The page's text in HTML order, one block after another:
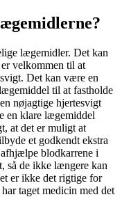
lægemidler. Det kan
velkommen til at
Det kan være en
til at fastholde
nøjagtige hjertesvigt
en klare lægemiddel
at det er muligt at
et godkendt ekstra
blodkarrene i
så de ikke længere kan
er ikke det rigtige for
taget medicin med det